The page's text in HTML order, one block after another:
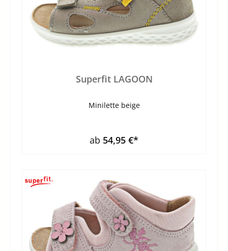
Superfit LAGOON
Minilette beige
ab 54,95 €*